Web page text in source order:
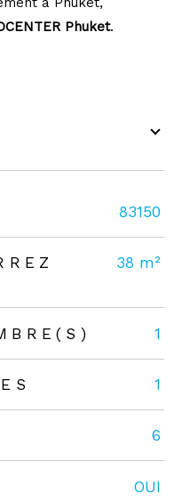
Phuket.
TRAD_ZEPHYR_Valeurs
83150
38 m²
1
1
6
OUI